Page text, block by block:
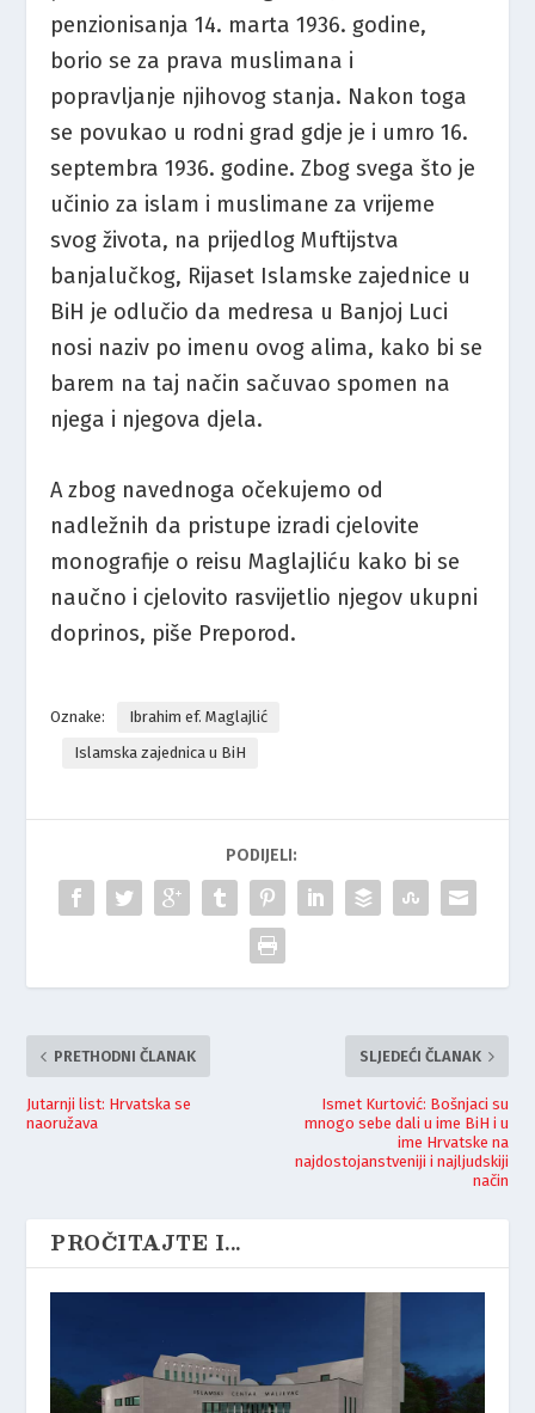
penzionisanja 14. marta 1936. godine,
borio se za prava muslimana i
popravljanje njihovog stanja. Nakon toga
se povukao u rodni grad gdje je i umro 16.
septembra 1936. godine. Zbog svega što je
učinio za islam i muslimane za vrijeme
svog života, na prijedlog Muftijstva
banjalučkog, Rijaset Islamske zajednice u
BiH je odlučio da medresa u Banjoj Luci
nosi naziv po imenu ovog alima, kako bi se
barem na taj način sačuvao spomen na
njega i njegova djela.
A zbog navednoga očekujemo od
nadležnih da pristupe izradi cjelovite
monografije o reisu Maglajliću kako bi se
naučno i cjelovito rasvijetlio njegov ukupni
doprinos, piše Preporod.
Oznake:
Ibrahim ef. Maglajlić
Islamska zajednica u BiH
PODIJELI:
PRETHODNI ČLANAK
Jutarnji list: Hrvatska se
naoružava
SLJEDEĆI ČLANAK
Ismet Kurtović: Bošnjaci su
mnogo sebe dali u ime BiH i u
ime Hrvatske na
najdostojanstveniji i najljudskiji
način
PROČITAJTE I...